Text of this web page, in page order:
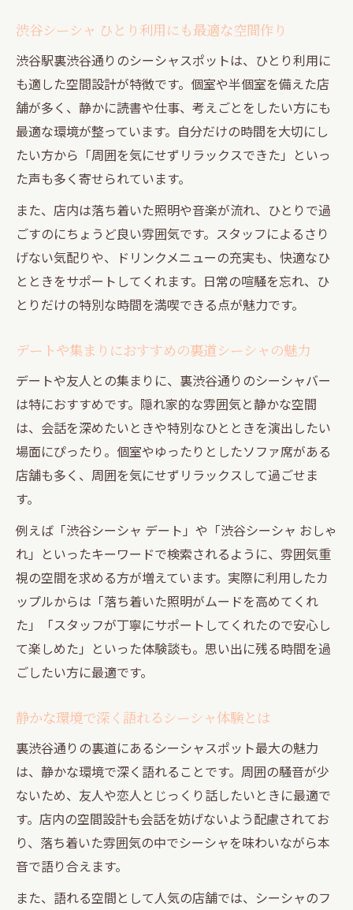
渋谷シーシャ ひとり利用にも最適な空間作り
渋谷駅裏渋谷通りのシーシャスポットは、ひとり利用に
も適した空間設計が特徴です。個室や半個室を備えた店
舗が多く、静かに読書や仕事、考えごとをしたい方にも
最適な環境が整っています。自分だけの時間を大切にし
たい方から「周囲を気にせずリラックスできた」といっ
た声も多く寄せられています。
また、店内は落ち着いた照明や音楽が流れ、ひとりで過
ごすのにちょうど良い雰囲気です。スタッフによるさり
げない気配りや、ドリンクメニューの充実も、快適なひ
とときをサポートしてくれます。日常の喧騒を忘れ、ひ
とりだけの特別な時間を満喫できる点が魅力です。
デートや集まりにおすすめの裏道シーシャの魅力
デートや友人との集まりに、裏渋谷通りのシーシャバー
は特におすすめです。隠れ家的な雰囲気と静かな空間
は、会話を深めたいときや特別なひとときを演出したい
場面にぴったり。個室やゆったりとしたソファ席がある
店舗も多く、周囲を気にせずリラックスして過ごせま
す。
例えば「渋谷シーシャ デート」や「渋谷シーシャ おしゃ
れ」といったキーワードで検索されるように、雰囲気重
視の空間を求める方が増えています。実際に利用したカ
ップルからは「落ち着いた照明がムードを高めてくれ
た」「スタッフが丁寧にサポートしてくれたので安心し
て楽しめた」といった体験談も。思い出に残る時間を過
ごしたい方に最適です。
静かな環境で深く語れるシーシャ体験とは
裏渋谷通りの裏道にあるシーシャスポット最大の魅力
は、静かな環境で深く語れることです。周囲の騒音が少
ないため、友人や恋人とじっくり話したいときに最適で
す。店内の空間設計も会話を妨げないよう配慮されてお
り、落ち着いた雰囲気の中でシーシャを味わいながら本
音で語り合えます。
また、語れる空間として人気の店舗では、シーシャのフ